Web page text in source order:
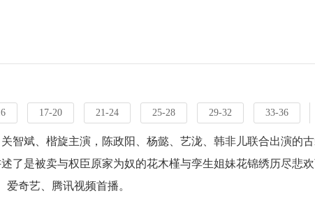
17-20 21-24 25-28 29-32 33-36
智斌、楷旋主演，陈政阳、杨懿、艺泷、韩非儿联合出演的
了是被卖与权臣原家为奴的花木槿与孪生姐妹花锦绣历尽悲
奇艺、腾讯视频首播。